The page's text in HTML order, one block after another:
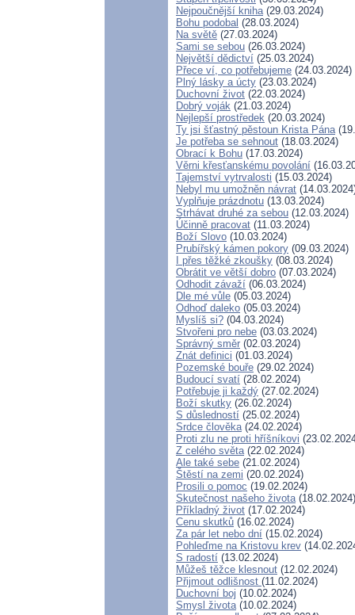
Nejpoučnější kniha(29.03.2024)
Bohu podobal (28.03.2024)
Na světě (27.03.2024)
Sami se sebou (26.03.2024)
Největší dědictví (25.03.2024)
Přece ví, co potřebujeme (24.03.2024)
Plný lásky a úcty (23.03.2024)
Duchovní život (22.03.2024)
Dobrý voják (21.03.2024)
Nejlepší prostředek (20.03.2024)
Ty jsi šťastný pěstoun Krista Pána
Je potřeba se sehnout (18.03.2024)
Obrací k Bohu (17.03.2024)
Věrni křesťanskému povolání
Tajemství vytrvalosti (15.03.2024)
Nebyl mu umožněn návrat
Vyplňuje prázdnotu (13.03.2024)
Strhávat druhé za sebou (12.03.2024)
Účinně pracovat (11.03.2024)
Boží Slovo (10.03.2024)
Prubířský kámen pokory (09.03.2024)
I přes těžké zkoušky (08.03.2024)
Obrátit ve větší dobro (07.03.2024)
Odhodit závaží (06.03.2024)
Dle mé vůle (05.03.2024)
Odhoď daleko (05.03.2024)
Myslíš si? (04.03.2024)
Stvořeni pro nebe (03.03.2024)
Správný směr (02.03.2024)
Znát definici (01.03.2024)
Pozemské bouře (29.02.2024)
Budoucí svatí (28.02.2024)
Potřebuje ji každý (27.02.2024)
Boží skutky (26.02.2024)
S důsledností (25.02.2024)
Srdce člověka(24.02.2024)
Proti zlu ne proti hříšníkovi
Z celého světa(22.02.2024)
Ale také sebe (21.02.2024)
Štěstí na zemi (20.02.2024)
Prosili o pomoc (19.02.2024)
Skutečnost našeho života(18.02.2024)
Příkladný život (17.02.2024)
Cenu skutků (16.02.2024)
Za pár let nebo dní (15.02.2024)
Pohleďme na Kristovu krev
S radostí (13.02.2024)
Můžeš těžce klesnout (12.02.2024)
Přijmout odlišnost (11.02.2024)
Duchovní boj (10.02.2024)
Smysl života(10.02.2024)